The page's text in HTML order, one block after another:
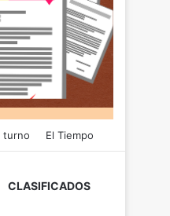
turno El Tiempo
CLASIFICADOS